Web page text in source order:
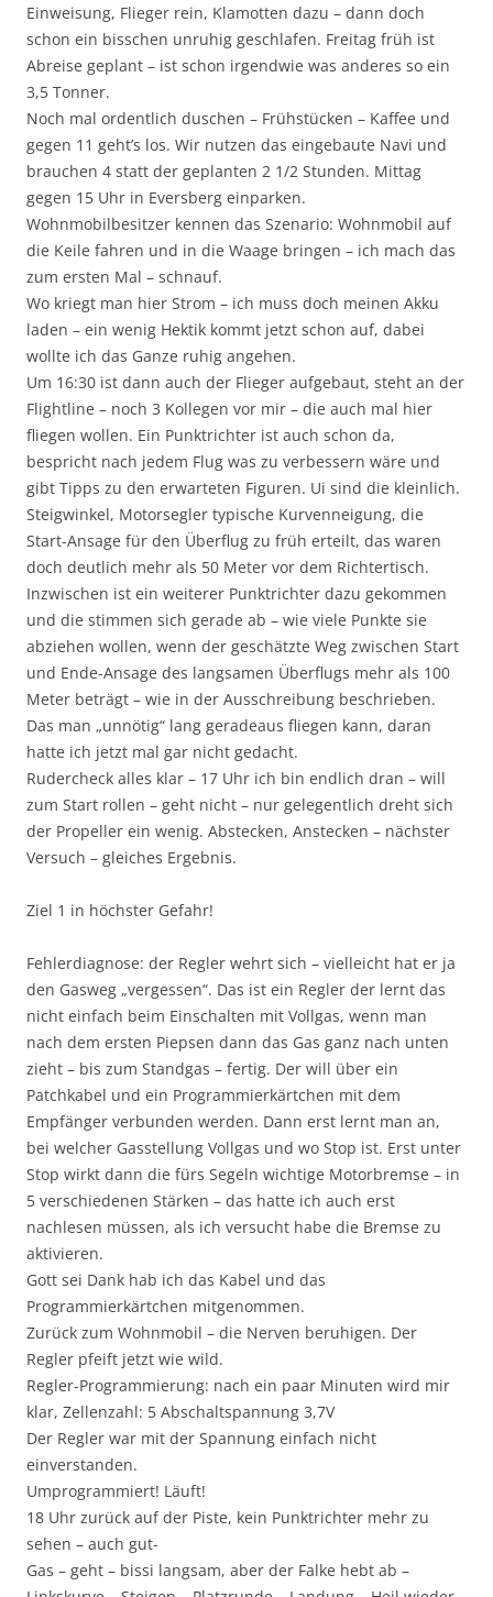
Einweisung, Flieger rein, Klamotten dazu – dann doch
schon ein bisschen unruhig geschlafen. Freitag früh ist
Abreise geplant – ist schon irgendwie was anderes so ein
3,5 Tonner.
Noch mal ordentlich duschen – Frühstücken – Kaffee und
gegen 11 geht’s los. Wir nutzen das eingebaute Navi und
brauchen 4 statt der geplanten 2 1/2 Stunden. Mittag
gegen 15 Uhr in Eversberg einparken.
Wohnmobilbesitzer kennen das Szenario: Wohnmobil auf
die Keile fahren und in die Waage bringen – ich mach das
zum ersten Mal – schnauf.
Wo kriegt man hier Strom – ich muss doch meinen Akku
laden – ein wenig Hektik kommt jetzt schon auf, dabei
wollte ich das Ganze ruhig angehen.
Um 16:30 ist dann auch der Flieger aufgebaut, steht an der
Flightline – noch 3 Kollegen vor mir – die auch mal hier
fliegen wollen. Ein Punktrichter ist auch schon da,
bespricht nach jedem Flug was zu verbessern wäre und
gibt Tipps zu den erwarteten Figuren. Ui sind die kleinlich.
Steigwinkel, Motorsegler typische Kurvenneigung, die
Start-Ansage für den Überflug zu früh erteilt, das waren
doch deutlich mehr als 50 Meter vor dem Richtertisch.
Inzwischen ist ein weiterer Punktrichter dazu gekommen
und die stimmen sich gerade ab – wie viele Punkte sie
abziehen wollen, wenn der geschätzte Weg zwischen Start
und Ende-Ansage des langsamen Überflugs mehr als 100
Meter beträgt – wie in der Ausschreibung beschrieben.
Das man „unnötig“ lang geradeaus fliegen kann, daran
hatte ich jetzt mal gar nicht gedacht.
Rudercheck alles klar – 17 Uhr ich bin endlich dran – will
zum Start rollen – geht nicht – nur gelegentlich dreht sich
der Propeller ein wenig. Abstecken, Anstecken – nächster
Versuch – gleiches Ergebnis.
Ziel 1 in höchster Gefahr!
Fehlerdiagnose: der Regler wehrt sich – vielleicht hat er ja
den Gasweg „vergessen“. Das ist ein Regler der lernt das
nicht einfach beim Einschalten mit Vollgas, wenn man
nach dem ersten Piepsen dann das Gas ganz nach unten
zieht – bis zum Standgas – fertig. Der will über ein
Patchkabel und ein Programmierkärtchen mit dem
Empfänger verbunden werden. Dann erst lernt man an,
bei welcher Gasstellung Vollgas und wo Stop ist. Erst unter
Stop wirkt dann die fürs Segeln wichtige Motorbremse – in
5 verschiedenen Stärken – das hatte ich auch erst
nachlesen müssen, als ich versucht habe die Bremse zu
aktivieren.
Gott sei Dank hab ich das Kabel und das
Programmierkärtchen mitgenommen.
Zurück zum Wohnmobil – die Nerven beruhigen. Der
Regler pfeift jetzt wie wild.
Regler-Programmierung: nach ein paar Minuten wird mir
klar, Zellenzahl: 5 Abschaltspannung 3,7V
Der Regler war mit der Spannung einfach nicht
einverstanden.
Umprogrammiert! Läuft!
18 Uhr zurück auf der Piste, kein Punktrichter mehr zu
sehen – auch gut-
Gas – geht – bissi langsam, aber der Falke hebt ab –